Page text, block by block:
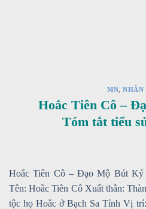
MN,NHÂN
Hoắc Tiên Cô –
Tóm tắt tiểu
Hoắc Tiên Cô – Đạo Mộ Bút
Tên: Hoắc Tiên Cô Xuất thân:
tộc họ Hoắc ở Bạch Sa Tỉnh Vị